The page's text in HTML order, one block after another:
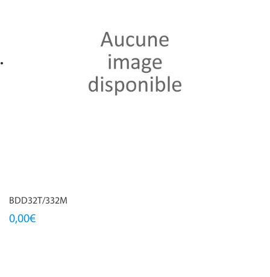
BDD32T/332M
0,00€